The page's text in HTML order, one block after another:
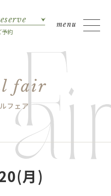
予約
fair
フェア
月)